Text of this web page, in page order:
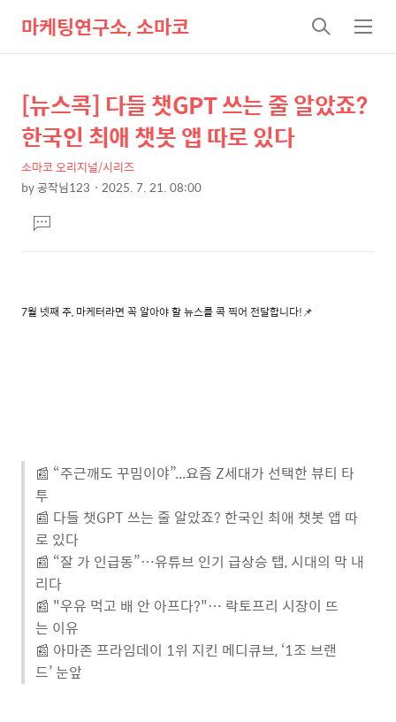
마케팅연구소, 소마코
검
색
메
뉴
상
세
컨
텐
본
문
제
목
[뉴스콕] 다들 챗GPT 쓰는 줄 알았죠?
한국인 최애 챗봇 앱 따로 있다
소마코 오리지널/시리즈
by공작님123 2025. 7. 21. 08:00
문댓
글
7월 넷째 주, 마케터라면 꼭 알아야 할 뉴스를 콕 찍어 전달합니다!📌
📰 “주근깨도 꾸밈이야”...요즘 Z세대가 선택한 뷰티 타
투
📰 다들 챗GPT 쓰는 줄 알았죠? 한국인 최애 챗봇 앱 따
로 있다
📰 “잘 가 인급동”…유튜브 인기 급상승 탭, 시대의 막 내
리다
📰 "우유 먹고 배 안 아프다?"… 락토프리 시장이 뜨
는 이유
📰 아마존 프라임데이 1위 지킨 메디큐브, ‘1조 브랜
드’ 눈앞